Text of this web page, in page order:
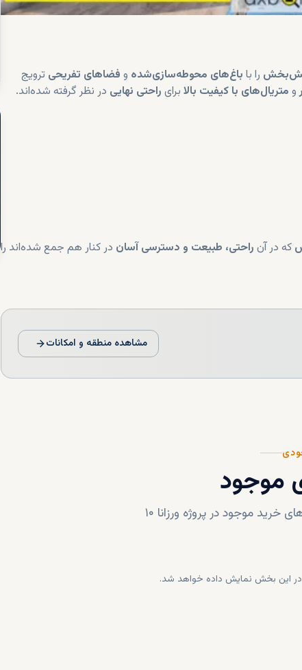
را با باغ‌های محوطه‌سازی‌شده و فضاهای تفریحی ترویج
و متریال‌های با کیفیت بالا برای راحتی نهایی در نظر گرفته شده‌اند.
که در آن راحتی، طبیعت و دسترسی آسان در کنار هم جمع شده‌اند را
مشاهده منطقه و امکانات
موجود
خرید موجود در پروژه ورزانا ۱۰
در این بخش نمایش داده خواهد شد.